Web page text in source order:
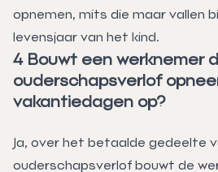
opnemen, mits die maar vallen
levensjaar van het kind.
4 Bouwt een werknemer
ouderschapsverlof
vakantiedagen op?
Ja, over het betaalde gedeelte
ouderschapsverlof bouwt de